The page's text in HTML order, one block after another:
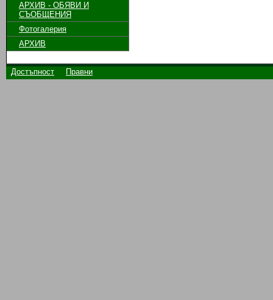
АРХИВ - ОБЯВИ И
СЪОБЩЕНИЯ
Фотогалерия
АРХИВ
Достъпност Правни